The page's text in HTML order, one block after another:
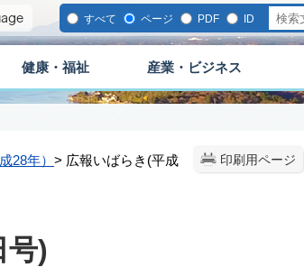
すべて ページ PDF ID
健康・福祉 産業・ビジネス
印刷用ページ
28年） > 広報いばらき(平成
号)